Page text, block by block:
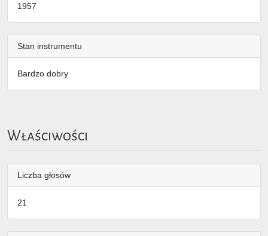
1957
Stan instrumentu
Bardzo dobry
Właściwości
Liczba głosów
21